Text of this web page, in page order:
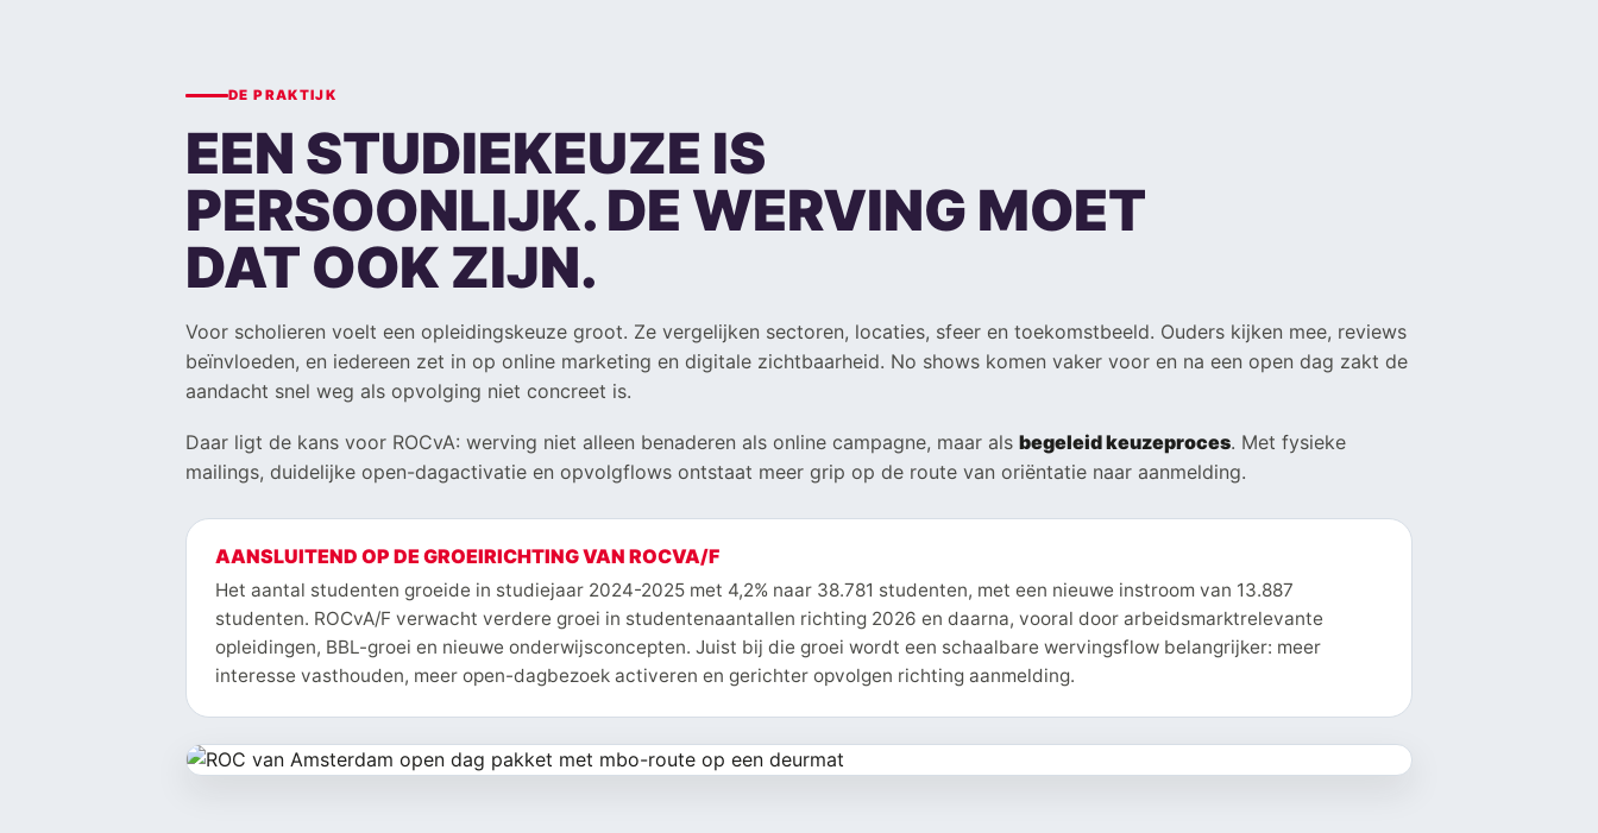
DE PRAKTIJK
EEN STUDIEKEUZE IS
PERSOONLIJK. DE WERVING MOET
DAT OOK ZIJN.
Voor scholieren voelt een opleidingskeuze groot. Ze vergelijken sectoren, locaties, sfeer en toekomstbeeld. Ouders kijken mee, reviews
beïnvloeden, en iedereen zet in op online marketing en digitale zichtbaarheid. No shows komen vaker voor en na een open dag zakt de
aandacht snel weg als opvolging niet concreet is.
Daar ligt de kans voor ROCvA: werving niet alleen benaderen als online campagne, maar als begeleid keuzeproces. Met fysieke
mailings, duidelijke open-dagactivatie en opvolgflows ontstaat meer grip op de route van oriëntatie naar aanmelding.
AANSLUITEND OP DE GROEIRICHTING VAN ROCVA/F
Het aantal studenten groeide in studiejaar 2024-2025 met 4,2% naar 38.781 studenten, met een nieuwe instroom van 13.887
studenten. ROCvA/F verwacht verdere groei in studentenaantallen richting 2026 en daarna, vooral door arbeidsmarktrelevante
opleidingen, BBL-groei en nieuwe onderwijsconcepten. Juist bij die groei wordt een schaalbare wervingsflow belangrijker: meer
interesse vasthouden, meer open-dagbezoek activeren en gerichter opvolgen richting aanmelding.